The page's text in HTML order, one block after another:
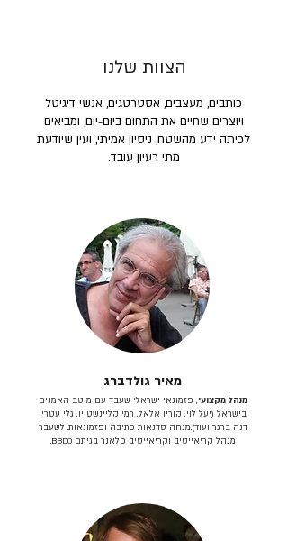
הצוות שלנו
כותבים, מעצבים, אסטרטגים, אנשי דיגיטל
ויוצרים שחיים את התחום ביום-יום, ומביאים
לכיתה ידע מהשטח, ניסיון אמיתי, ועין שיודעת
מתי רעיון עובד.
מאיר גולדברג
מנהל מקצועי, פזמונאי ישראלי שעבד עם מיטב האמנים
בישראל (יעל לוי, קורין אלאל, רמי קליינשטיין, גלי עטרי,
דנה ברגר ועוד).מנחה סדנאות כתיבה ופזמונאות. לשעבר
מנהל קריאייטיב וקריאייטיב פלאנר בגיתם BBDO.